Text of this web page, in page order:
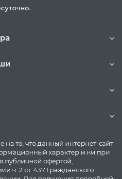
то, что данный интернет-сайт
характер и ни при
публичной офертой,
ч. 2 ст. 437 Гражданского